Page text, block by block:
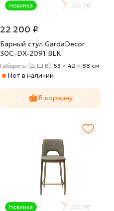
Новинка
22 200 ₽
Барный стул GardaDecor
30C-DX-2091 BLK
Габариты (Д Ш В): 53 × 42 × 88 cм
Нет в наличии
В корзину
Новинка